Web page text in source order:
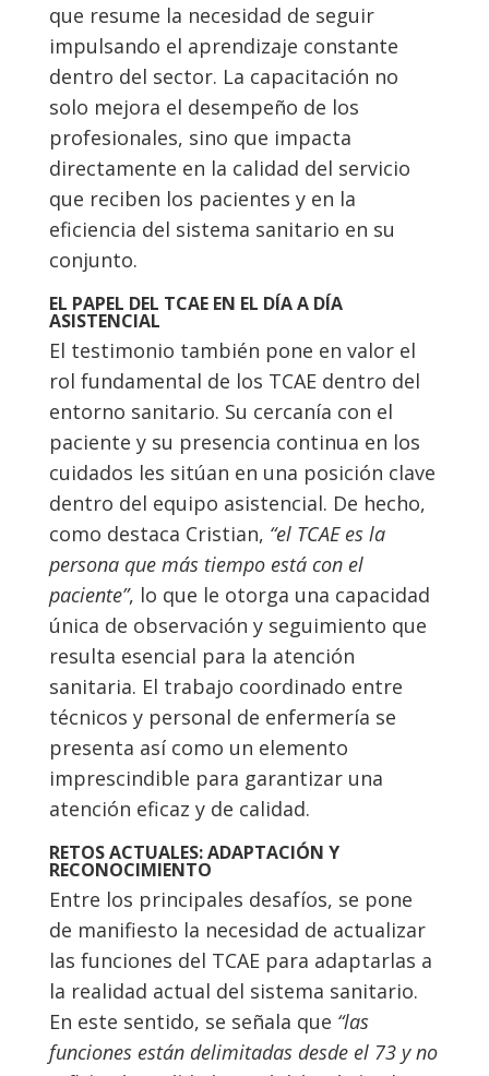
que resume la necesidad de seguir
impulsando el aprendizaje constante
dentro del sector. La capacitación no
solo mejora el desempeño de los
profesionales, sino que impacta
directamente en la calidad del servicio
que reciben los pacientes y en la
eficiencia del sistema sanitario en su
conjunto.
EL PAPEL DEL TCAE EN EL DÍA A DÍA
ASISTENCIAL
El testimonio también pone en valor el
rol fundamental de los TCAE dentro del
entorno sanitario. Su cercanía con el
paciente y su presencia continua en los
cuidados les sitúan en una posición clave
dentro del equipo asistencial. De hecho,
como destaca Cristian, “el TCAE es la
persona que más tiempo está con el
paciente”, lo que le otorga una capacidad
única de observación y seguimiento que
resulta esencial para la atención
sanitaria. El trabajo coordinado entre
técnicos y personal de enfermería se
presenta así como un elemento
imprescindible para garantizar una
atención eficaz y de calidad.
RETOS ACTUALES: ADAPTACIÓN Y
RECONOCIMIENTO
Entre los principales desafíos, se pone
de manifiesto la necesidad de actualizar
las funciones del TCAE para adaptarlas a
la realidad actual del sistema sanitario.
En este sentido, se señala que “las
funciones están delimitadas desde el 73 y no